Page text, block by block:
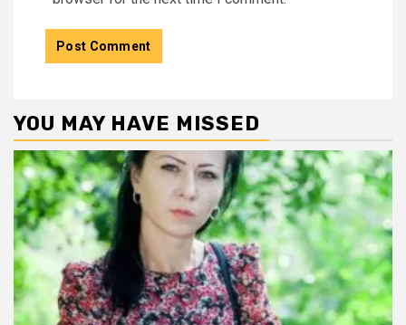
YOU MAY HAVE MISSED